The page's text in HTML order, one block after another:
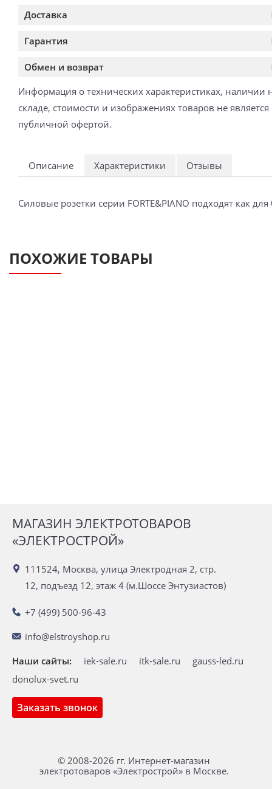
Доставка
Гарантия
Обмен и возврат
Информация о технических характеристиках, наличии
складе, стоимости и изображениях товаров не является
публичной офертой.
Описание Характеристики Отзывы
Силовые розетки серии FORTE&PIANO подходят как
ПОХОЖИЕ ТОВАРЫ
МАГАЗИН ЭЛЕКТРОТОВАРОВ
«ЭЛЕКТРОСТРОЙ»
111524, Москва, улица Электродная 2, стр.
12, подъезд 12, этаж 4 (м.Шоссе Энтузиастов)
+7 (499) 500-96-43
info@elstroyshop.ru
Заказать звонок
Наши сайты: iek-sale.ru itk-sale.ru
gauss-led.ru
donolux-svet.ru
© 2008-2026 гг. Интернет-магазин
электротоваров «Электрострой» в Москве.